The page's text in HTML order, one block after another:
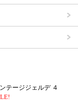
テージジェルデ ４